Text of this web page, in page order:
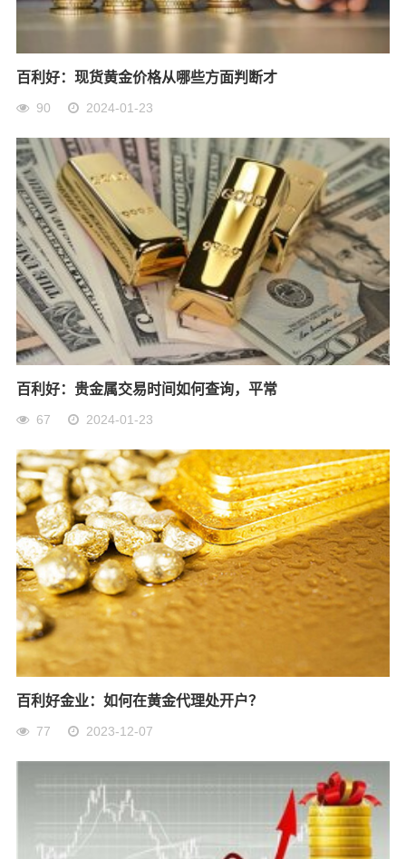
百利好：现货黄金价格从哪些方面判断才
90 2024-01-23
百利好：贵金属交易时间如何查询，平常
67 2024-01-23
百利好金业：如何在黄金代理处开户？
77 2023-12-07